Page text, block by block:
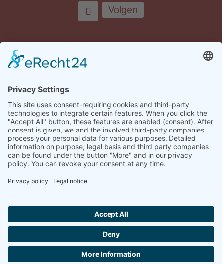
Volgen
CONTACT: CURRYWURST
TEMPEL EIGENAAR BRITTA
HOFFMANN OSTERSTRASSE 19, 4
6397 BOCHHOLT
TEMPEL.DETELEFOON: +49
170/3706006
AFDRUKIPRIVACY STATEMENT